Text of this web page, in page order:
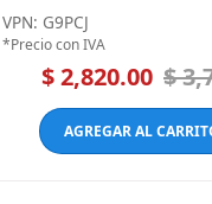
con IVA
$ 2,820.00$
AGREGAR AL CARRITO